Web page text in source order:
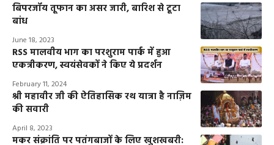
बिपरजॉय तूफान का असर जारी, बारिश से टूटा
बांध
June 18, 2023
RSS मालवीय भाग का परशुराम पार्क में हुआ
एकत्रीकरण, स्वयंसेवकों ने किए ये प्रदर्शन
February 11, 2024
श्री महावीर जी की ऐतिहासिक रथ यात्रा है नाज़िम
की सवारी
April 8, 2023
मकर संक्रांति​​​​​​​ पर पतंगबाजों के लिए खुशखबरी: